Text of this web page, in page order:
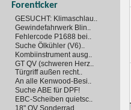
Forenticker
GESUCHT: Klimaschlau..
Gewindefahrwerk Blin..
Fehlercode P1688 bei..
Suche Ölkühler (V6)..
Kombiinstrument ausg..
GT QV (schweren Herz..
Türgriff außen recht..
An alle Kenwood-Besi..
Suche ABE für DPF!
EBC-Scheiben quietsc..
18" QV Sonderrad